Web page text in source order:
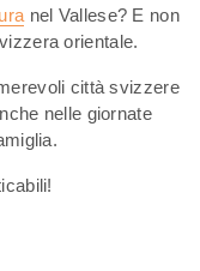
nel Vallese? E non
orientale.
città svizzere
nelle giornate